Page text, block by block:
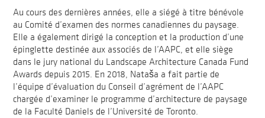
Au cours des dernières années, elle a siégé à titre bénévole
au Comité d’examen des normes canadiennes du paysage.
Elle a également dirigé la conception et la production d’une
épinglette destinée aux associés de l’AAPC, et elle siège
dans le jury national du Landscape Architecture Canada Fund
Awards depuis 2015. En 2018, Nataša a fait partie de
l’équipe d’évaluation du Conseil d’agrément de l’AAPC
chargée d’examiner le programme d’architecture de paysage
de la Faculté Daniels de l’Université de Toronto.